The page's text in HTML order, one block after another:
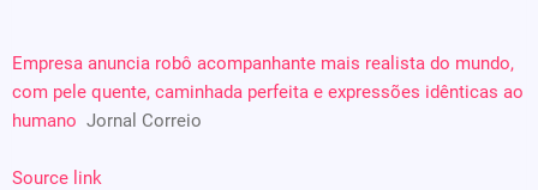
Empresa anuncia robô acompanhante mais realista do mundo,
com pele quente, caminhada perfeita e expressões idênticas ao
humano Jornal Correio
Source link